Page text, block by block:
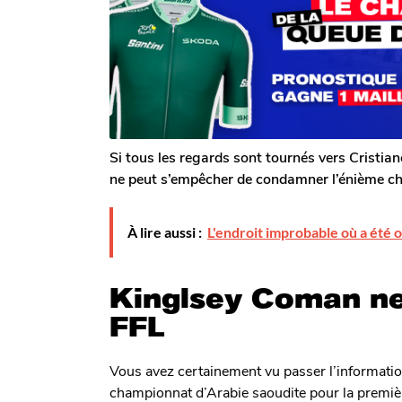
o
i
s
a
g
o
o
m
G
a
l
e
r
o
n
s
a
o
Si tous les regards sont tournés vers
ne peut s’empêcher de condamner
À lire aussi : L'endroit improbable où a été
Kinglsey Coman
FFL
Vous avez certainement vu passer
championnat d’Arabie saoudite pour la